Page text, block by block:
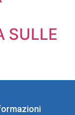
SULLE